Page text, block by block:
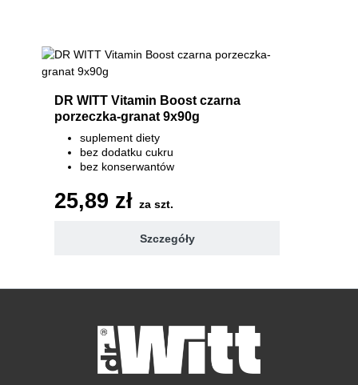
DR WITT Vitamin Boost czarna
porzeczka-granat 9x90g
suplement diety
bez dodatku cukru
bez konserwantów
25,89 zł za szt.
Szczegóły